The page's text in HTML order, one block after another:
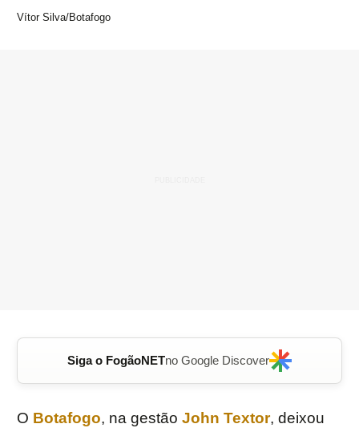
Vítor Silva/Botafogo
Siga o FogãoNETno Google Discover
O Botafogo, na gestão John Textor, deixou